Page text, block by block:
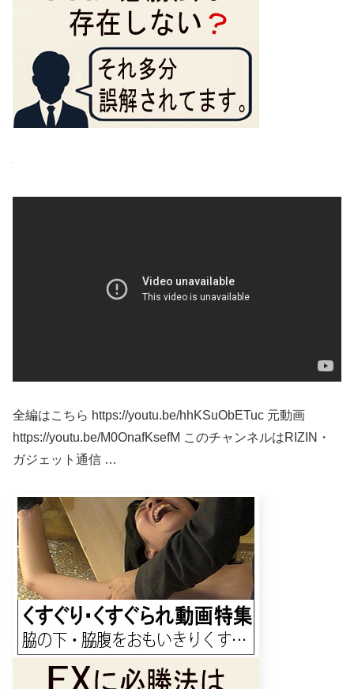
全編はこちら https://youtu.be/hhKSuObETuc 元動画
https://youtu.be/M0OnafKsefM このチャンネルはRIZIN・
ガジェット通信 …